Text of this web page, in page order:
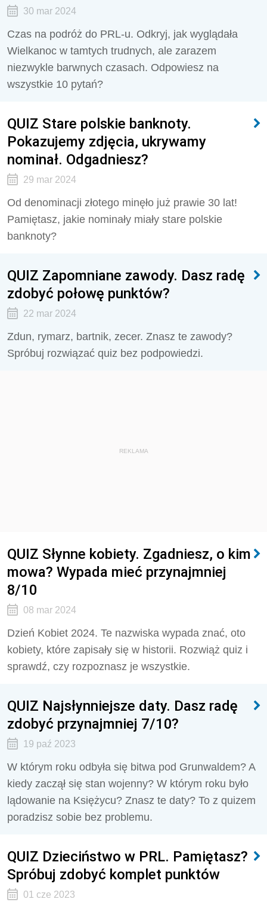
30 mar 2024
Czas na podróż do PRL-u. Odkryj, jak wyglądała
Wielkanoc w tamtych trudnych, ale zarazem
niezwykle barwnych czasach. Odpowiesz na
wszystkie 10 pytań?
QUIZ Stare polskie banknoty.
Pokazujemy zdjęcia, ukrywamy
nominał. Odgadniesz?
29 mar 2024
Od denominacji złotego minęło już prawie 30 lat!
Pamiętasz, jakie nominały miały stare polskie
banknoty?
QUIZ Zapomniane zawody. Dasz radę
zdobyć połowę punktów?
22 mar 2024
Zdun, rymarz, bartnik, zecer. Znasz te zawody?
Spróbuj rozwiązać quiz bez podpowiedzi.
REKLAMA
QUIZ Słynne kobiety. Zgadniesz, o kim
mowa? Wypada mieć przynajmniej
8/10
08 mar 2024
Dzień Kobiet 2024. Te nazwiska wypada znać, oto
kobiety, które zapisały się w historii. Rozwiąż quiz i
sprawdź, czy rozpoznasz je wszystkie.
QUIZ Najsłynniejsze daty. Dasz radę
zdobyć przynajmniej 7/10?
19 paź 2023
W którym roku odbyła się bitwa pod Grunwaldem? A
kiedy zaczął się stan wojenny? W którym roku było
lądowanie na Księżycu? Znasz te daty? To z quizem
poradzisz sobie bez problemu.
QUIZ Dzieciństwo w PRL. Pamiętasz?
Spróbuj zdobyć komplet punktów
01 cze 2023